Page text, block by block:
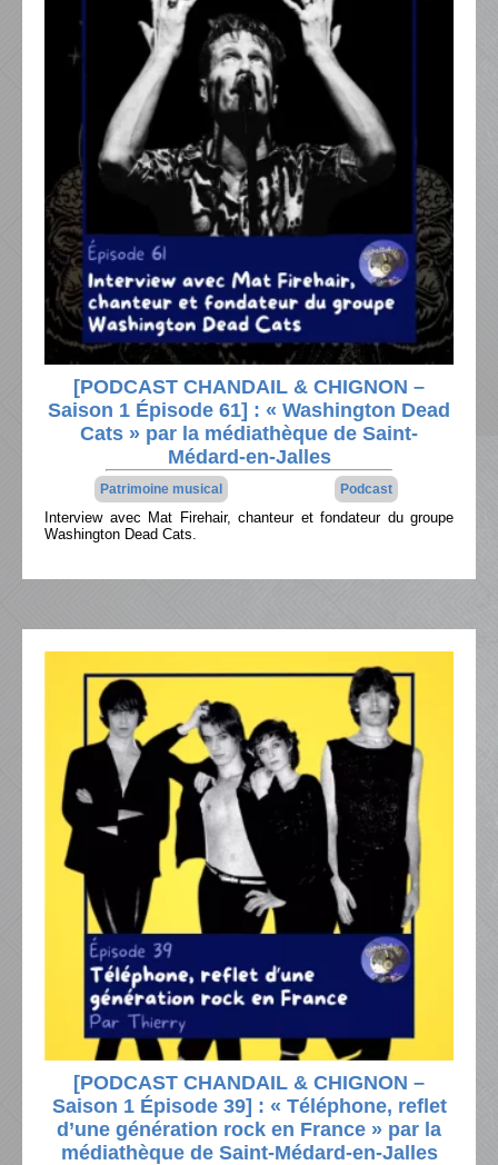
[PODCAST CHANDAIL & CHIGNON –
Saison 1 Épisode 61] : « Washington Dead
Cats » par la médiathèque de Saint-
Médard-en-Jalles
Patrimoine musical Podcast
Interview avec Mat Firehair, chanteur et fondateur du groupe
Washington Dead Cats.
[PODCAST CHANDAIL & CHIGNON –
Saison 1 Épisode 39] : « Téléphone, reflet
d’une génération rock en France » par la
médiathèque de Saint-Médard-en-Jalles